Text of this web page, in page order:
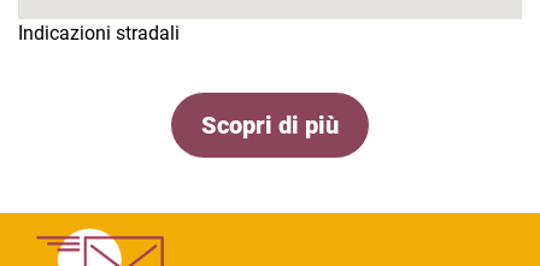
Indicazioni stradali
Scopri di più